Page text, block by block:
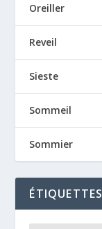
Oreiller
Reveil
Sieste
Sommeil
Sommier
ÉTIQUETTES